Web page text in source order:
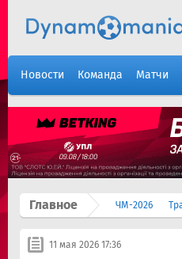
Новости Команда Матчи
Главное ЧМ-2026
11 мая 2026 17:36